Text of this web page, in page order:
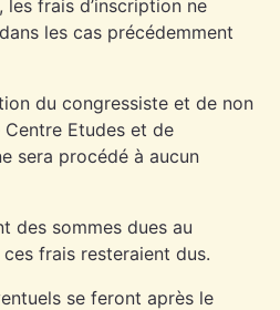
frais d’inscription ne
les cas précédemment
du congressiste et de non
Etudes et de
sera procédé à aucun
des sommes dues au
ces frais resteraient dus.
se feront après le